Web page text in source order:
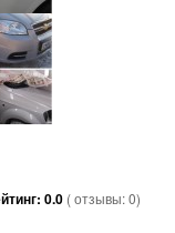
0.0 ( отзывы:0)